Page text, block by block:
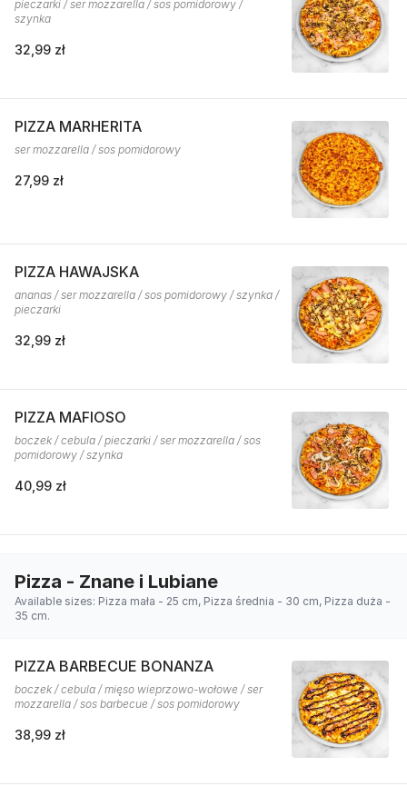
pieczarki / ser mozzarella / sos pomidorowy /
szynka
32,99 zł
PIZZA MARHERITA
ser mozzarella / sos pomidorowy
27,99 zł
PIZZA HAWAJSKA
ananas / ser mozzarella / sos pomidorowy / szynka /
pieczarki
32,99 zł
PIZZA MAFIOSO
boczek / cebula / pieczarki / ser mozzarella / sos
pomidorowy / szynka
40,99 zł
Pizza - Znane i Lubiane
Available sizes: Pizza mała - 25 cm, Pizza średnia - 30 cm, Pizza duża -
35 cm.
PIZZA BARBECUE BONANZA
boczek / cebula / mięso wieprzowo-wołowe / ser
mozzarella / sos barbecue / sos pomidorowy
38,99 zł